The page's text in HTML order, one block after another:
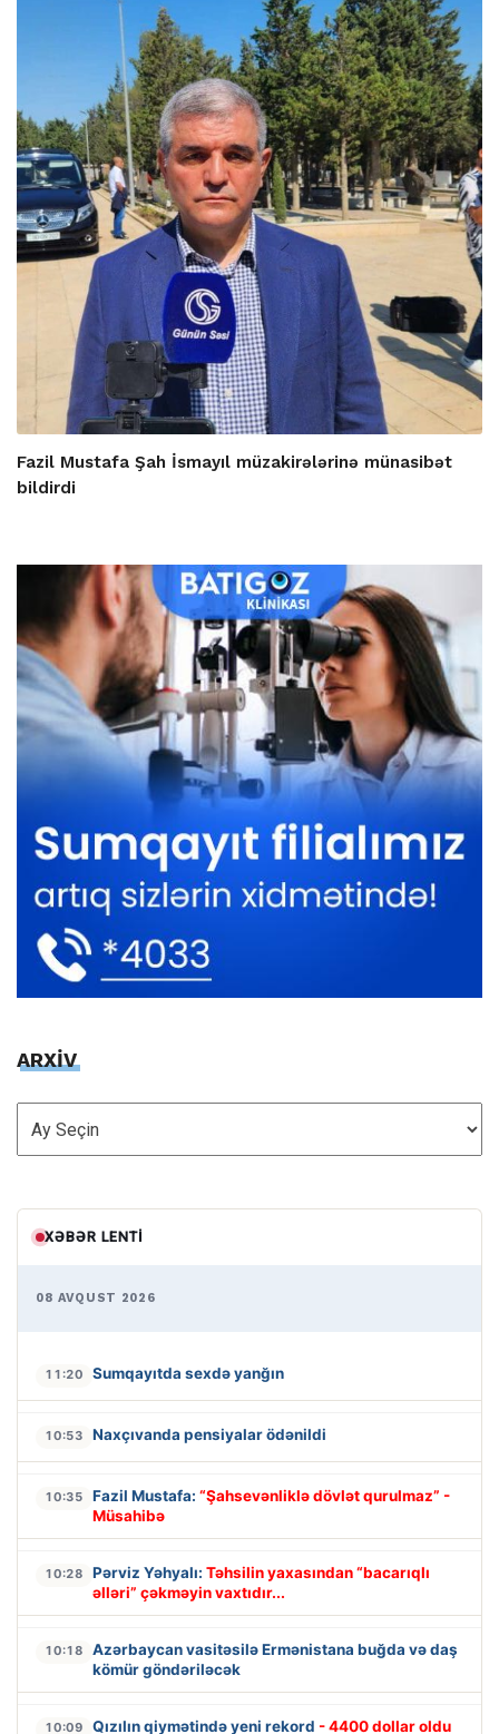
Fazil Mustafa Şah İsmayıl müzakirələrinə münasibət
bildirdi
ARXİV
ARXİV
XƏBƏR LENTI
08 AVQUST 2026
11:20 Sumqayıtda sexdə yanğın
10:53 Naxçıvanda pensiyalar ödənildi
10:35 Fazil Mustafa: “Şahsevənliklə dövlət qurulmaz” -
Müsahibə
10:28 Pərviz Yəhyalı: Təhsilin yaxasından “bacarıqlı
əlləri” çəkməyin vaxtıdır...
10:18
Azərbaycan vasitəsilə Ermənistana buğda və daş
kömür göndəriləcək
10:09 Qızılın qiymətində yeni rekord - 4400 dollar oldu